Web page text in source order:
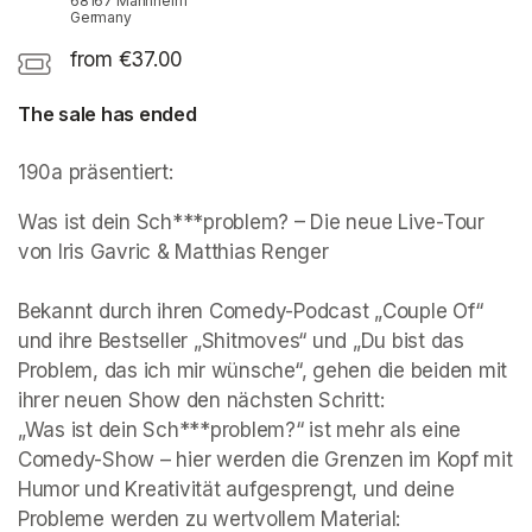
Germany
from €37.00
The sale has ended
190a präsentiert:
Was ist dein Sch***problem? – Die neue Live-Tour
von Iris Gavric & Matthias Renger
Bekannt durch ihren Comedy-Podcast „Couple Of“
und ihre Bestseller „Shitmoves“ und „Du bist das
Problem, das ich mir wünsche“, gehen die beiden mit
ihrer neuen Show den nächsten Schritt:
„Was ist dein Sch***problem?“ ist mehr als eine
Comedy-Show – hier werden die Grenzen im Kopf mit
Humor und Kreativität aufgesprengt, und deine
Probleme werden zu wertvollem Material: